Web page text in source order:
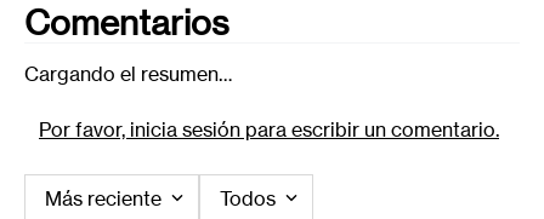
Comentarios
Cargando el resumen…
Por favor, inicia sesión para escribir un comentario.
Más reciente
Todos